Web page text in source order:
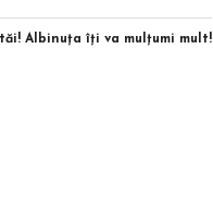
Albinuţa îţi va mulţumi mult!